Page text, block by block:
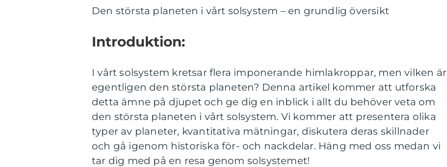
Den största planeten i vårt solsystem – en grundlig översikt
Introduktion:
I vårt solsystem kretsar flera imponerande himlakroppar, men vilken är
egentligen den största planeten? Denna artikel kommer att utforska
detta ämne på djupet och ge dig en inblick i allt du behöver veta om
den största planeten i vårt solsystem. Vi kommer att presentera olika
typer av planeter, kvantitativa mätningar, diskutera deras skillnader
och gå igenom historiska för- och nackdelar. Häng med oss medan vi
tar dig med på en resa genom solsystemet!